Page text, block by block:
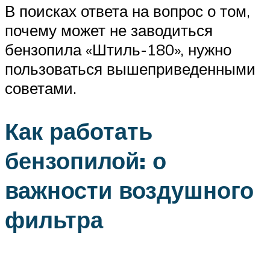
В поисках ответа на вопрос о том,
почему может не заводиться
бензопила «Штиль-180», нужно
пользоваться вышеприведенными
советами.
Как работать
бензопилой: о
важности воздушного
фильтра